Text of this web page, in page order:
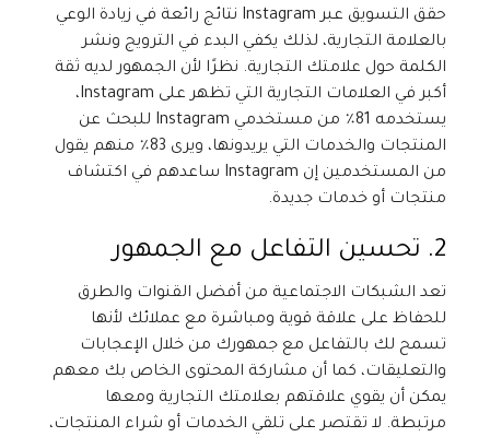
حقق التسويق عبر Instagram نتائج رائعة في زيادة الوعي
بالعلامة التجارية، لذلك يكفي البدء في الترويج ونشر
الكلمة حول علامتك التجارية. نظرًا لأن الجمهور لديه ثقة
أكبر في العلامات التجارية التي تظهر على Instagram،
يستخدمه 81٪ من مستخدمي Instagram للبحث عن
المنتجات والخدمات التي يريدونها، ويرى 83٪ منهم يقول
من المستخدمين إن Instagram ساعدهم في اكتشاف
منتجات أو خدمات جديدة.
2. تحسين التفاعل مع الجمهور
تعد الشبكات الاجتماعية من أفضل القنوات والطرق
للحفاظ على علاقة قوية ومباشرة مع عملائك لأنها
تسمح لك بالتفاعل مع جمهورك من خلال الإعجابات
والتعليقات، كما أن مشاركة المحتوى الخاص بك معهم
يمكن أن يقوي علاقتهم بعلامتك التجارية ومعها
مرتبطة. لا تقتصر على تلقي الخدمات أو شراء المنتجات،